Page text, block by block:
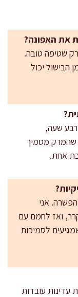
את האפונה?
שטיפה טובה.
2–3 שעות, זמן הבישול יכול
שעה,
שהמרק מסמיך
אחת.
אני
ואז לחמם עם
עד שמגיעים לסמיכות
עדינות עובדות